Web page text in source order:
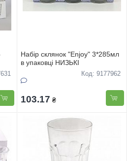
Набiр склянок "Enjoy" 3*285мл
в упаковцi НИЗЬКI
Код: 9177962
103.17 ₴